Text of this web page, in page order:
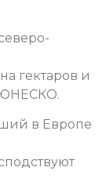
гектаров и
ЮНЕСКО.
в Европе